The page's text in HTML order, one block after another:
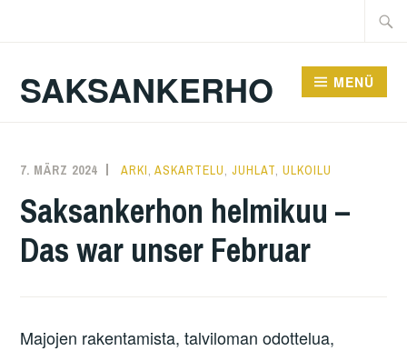
Suche
SAKSANKERHO MENÜ
7. MÄRZ 2024 KAREN
ARKI ,ASKARTELU ,JUHLAT ,ULKOILU
Saksankerhon helmikuu –
Das war unser Februar
Majojen rakentamista, talviloman odottelua,